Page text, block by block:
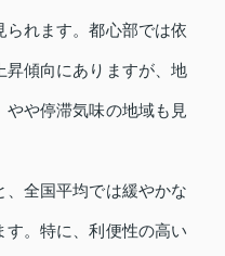
られます。都心部では依
昇傾向にありますが、地
や停滞気味の地域も見
全国平均では緩やかな
す。特に、利便性の高い